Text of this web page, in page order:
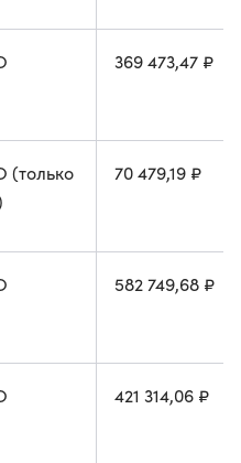
369 473,47 ₽
(только
70 479,19 ₽
582 749,68 ₽
421 314,06 ₽